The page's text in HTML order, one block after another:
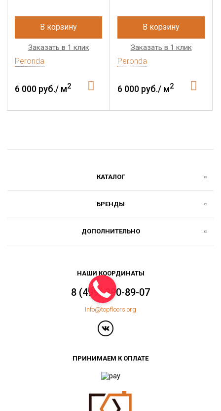
В корзину
Заказать в 1 клик
Peronda
6 000 руб./ м2
В корзину
Заказать в 1 клик
Peronda
6 000 руб./ м2
КАТАЛОГ
БРЕНДЫ
ДОПОЛНИТЕЛЬНО
НАШИ КООРДИНАТЫ
8 (499) 390-89-07
Info@topfloors.org
ПРИНИМАЕМ К ОПЛАТЕ